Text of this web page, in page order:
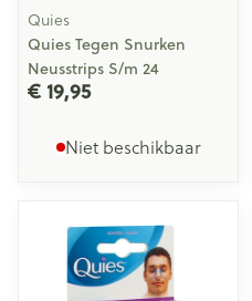
Quies
Quies Tegen Snurken
Neusstrips S/m 24
€ 19,95
Niet beschikbaar